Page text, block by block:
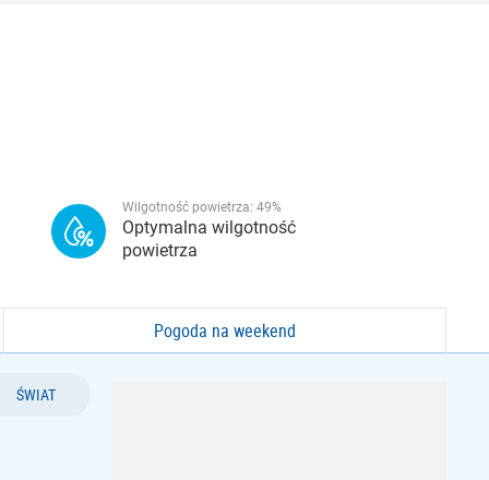
Wilgotność powietrza: 49%
Optymalna wilgotność
powietrza
Pogoda na weekend
ŚWIAT